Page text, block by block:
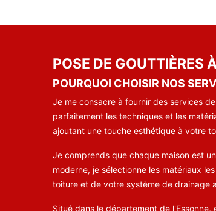
POSE DE GOUTTIÈRES
POURQUOI CHOISIR NOS
Je me consacre à fournir des services
parfaitement les techniques et les
ajoutant une touche esthétique à votre
Je comprends que chaque maison est
moderne, je sélectionne les matériaux
toiture et de votre système de drainage
Situé dans le département de